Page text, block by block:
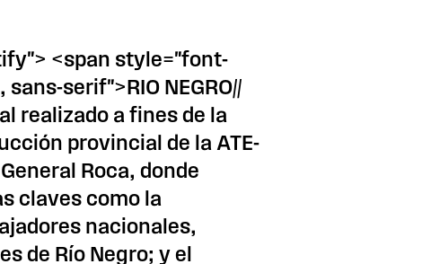
<span style="font-
serif">RIO NEGRO//
realizado a fines de la
provincial de la ATE-
Roca, donde
claves como la
nacionales,
de Río Negro; y el